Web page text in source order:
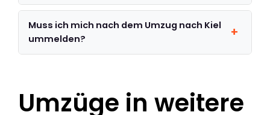
Muss ich mich nach dem Umzug nach Kiel
ummelden?
Umzüge in weitere